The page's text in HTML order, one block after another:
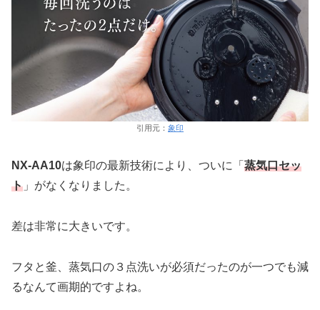
引用元： 象印
NX-AA10は象印の最新技術により、ついに「 蒸気口セッ
ト 」がなくなりました。
差は非常に大きいです。
フタと釜、蒸気口の３点洗いが必須だったのが一つでも減
るなんて画期的ですよね。